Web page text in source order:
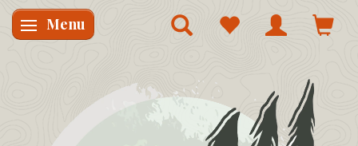
Skifte navigation
Menu